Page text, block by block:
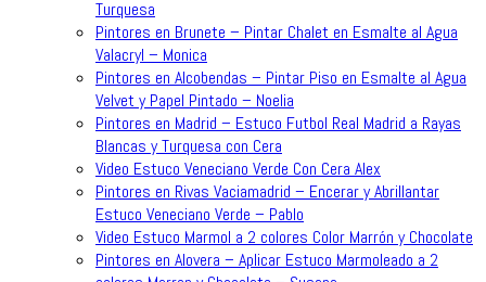
Turquesa
Pintores en Brunete – Pintar Chalet en Esmalte al Agua
Valacryl – Monica
Pintores en Alcobendas – Pintar Piso en Esmalte al Agua
Velvet y Papel Pintado – Noelia
Pintores en Madrid – Estuco Futbol Real Madrid a Rayas
Blancas y Turquesa con Cera
Video Estuco Veneciano Verde Con Cera Alex
Pintores en Rivas Vaciamadrid – Encerar y Abrillantar
Estuco Veneciano Verde – Pablo
Video Estuco Marmol a 2 colores Color Marrón y Chocolate
Pintores en Alovera – Aplicar Estuco Marmoleado a 2